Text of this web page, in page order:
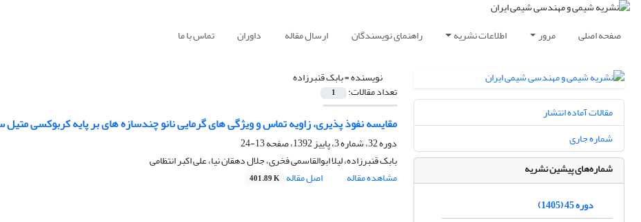
صفحه اصلی مرور اطلاعات نشریه راهنمای نویسندگان ارسال مقاله داوران تماس با ما
نویسنده =بابک قنبرزاده
تعداد مقالات: 1
مقایسه نفوذ پذیری، زاویه تماس و ویژگی های گرمایی نانو چندسازه های بر پایه کربوکسی متیل
دوره 32، شماره 3، پاییز 1392، صفحه
13-24
بابک قنبرزاده، لیلا ابوالقاسمی فخری، جلال دهقان نیا، علی اکبر انتظامی
مشاهده مقاله
اصل مقاله 401.89 K
مقالات آماده انتشار
شماره جاری
شماره‌های پیشین نشریه
دوره 45 (1405)